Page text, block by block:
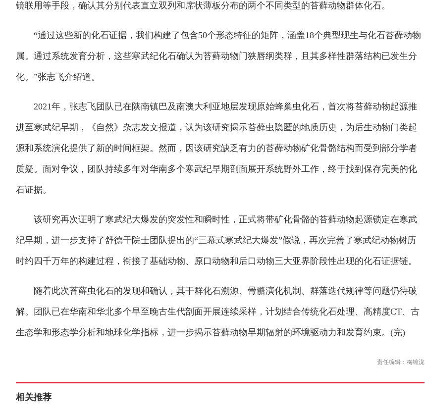
镜联用等手段，确认其分别代表直立双列和席状薄板分布的两个不同类型的苔藓动物群体化石。
“通过这些新的化石证据，我们构建了包含50个形态特征的矩阵，涵盖18个典型现生与化石苔藓动物
属。通过系统发育分析，这些寒武纪化石确认为苔藓动物门狭唇纲类群，且其多样性群落结构已发生分
化。”张志飞介绍道。
2021年，张志飞团队已在陕南镇巴及南澳大利亚地层发现原始蜂巢虫化石，首次将苔藓动物起源推
进至寒武纪早期，《自然》杂志发文报道，认为该研究揭示苔藓虫隐匿的地质历史，为后生动物门类起
源和系统演化提供了新的时间框架。然而，因该研究缺乏有力的苔藓动物矿化骨骼结构而受到部分学者
质疑。面对争议，团队持续多年对华南多个寒武纪早期剖面展开系统野外工作，终于找到保存完美的化
石证据。
该研究再次证明了寒武纪大爆发的突发性和瞬时性，正式将带矿化骨骼的苔藓动物起源锁定在寒武
纪早期，进一步支持了舒德干院士团队提出的“三幕式寒武纪大爆发”假说，再次完善了寒武纪动物树历
时约四千万年的构建过程，衔接了基础动物、原口动物和后口动物三大亚界阶段性出现的化石证据链。
随着此次苔藓虫化石的发现和确认，其干群化石溯源、骨骼演化机制、群落迭代规律等问题仍待破
解。团队已在华南和华北多个早至晚古生代剖面开展连续采样，计划结合传统化石处理、高精度CT、古
生态学和形态学分析和地球化学指标，进一步揭示苔藓动物早期辐射的环境驱动力和发育约束。(完)
责任编辑：梅镱泷
相关推荐